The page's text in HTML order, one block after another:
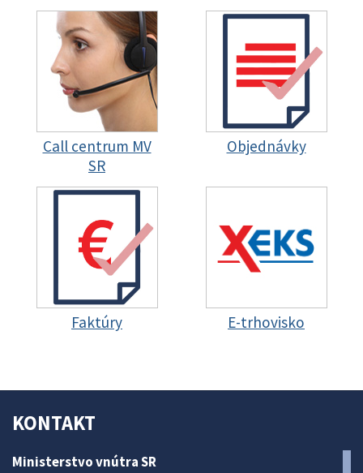
Call centrum MV
SR
Objednávky
Faktúry E-trhovisko
KONTAKT
Ministerstvo vnútra SR